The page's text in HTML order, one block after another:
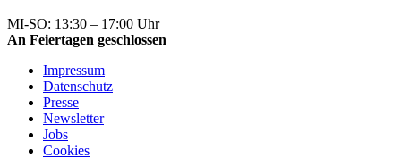
MI-SO: 13:30 – 17:00 Uhr
An Feiertagen geschlossen
Impressum
Datenschutz
Presse
Newsletter
Jobs
Cookies